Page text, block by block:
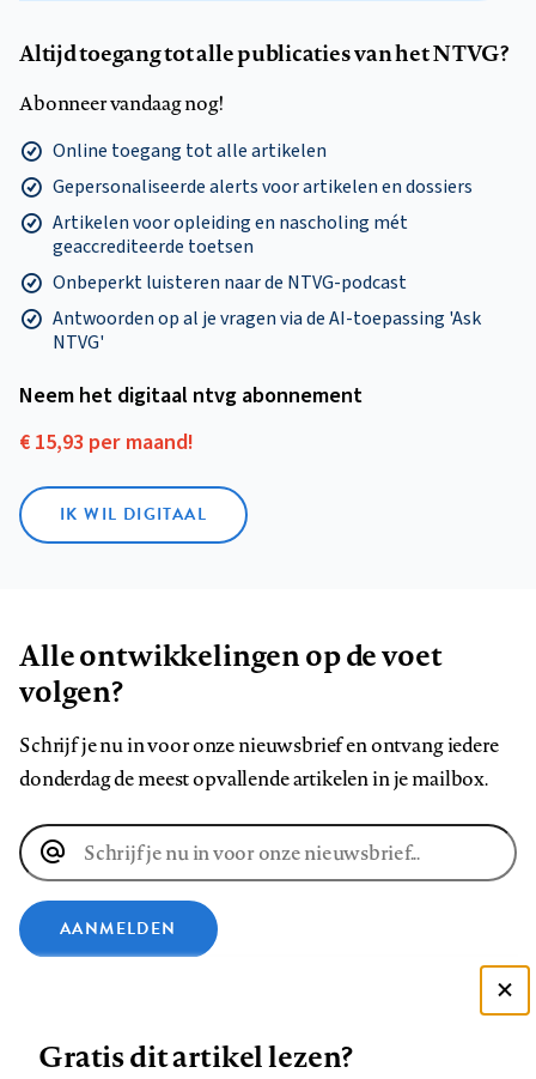
Altijd toegang tot alle publicaties van het NTVG?
Abonneer vandaag nog!
Online toegang tot alle artikelen
Gepersonaliseerde alerts voor artikelen en dossiers
Artikelen voor opleiding en nascholing mét
geaccrediteerde toetsen
Onbeperkt luisteren naar de NTVG-podcast
Antwoorden op al je vragen via de AI-toepassing 'Ask
NTVG'
Neem het digitaal ntvg abonnement
€ 15,93 per maand!
IK WIL DIGITAAL
Alle ontwikkelingen op de voet
volgen?
Schrijf je nu in voor onze nieuwsbrief en ontvang iedere
donderdag de meest opvallende artikelen in je mailbox.
E-
mailadres
AANMELDEN
Zie onze cookie policy
Gratis dit artikel lezen?